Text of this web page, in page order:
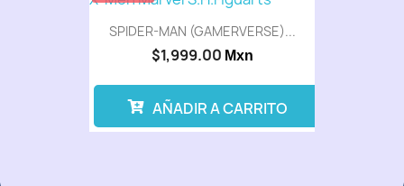
SPIDER-MAN (GAMERVERSE)...
$1,999.00 Mxn
AÑADIR A CARRITO